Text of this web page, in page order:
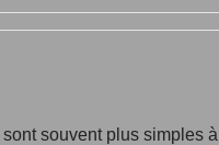
souvent plus simples